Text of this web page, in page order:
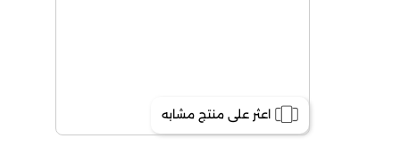
اعثر على منتج مشابه